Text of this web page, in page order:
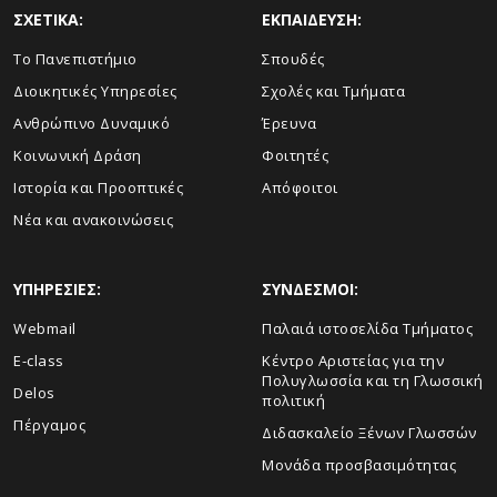
ΣΧΕΤΙΚΑ:
Το Πανεπιστήμιο
Διοικητικές Υπηρεσίες
Ανθρώπινο Δυναμικό
Κοινωνική Δράση
Ιστορία και Προοπτικές
Νέα και ανακοινώσεις
ΕΚΠΑΙΔΕΥΣΗ:
Σπουδές
Σχολές και Τμήματα
Έρευνα
Φοιτητές
Απόφοιτοι
ΥΠΗΡΕΣΙΕΣ:
Webmail
E-class
Delos
Πέργαμος
ΣΥΝΔΕΣΜΟΙ:
Παλαιά ιστοσελίδα Τμήματος
Κέντρο Αριστείας για την
Πολυγλωσσία και τη Γλωσσική
πολιτική
Διδασκαλείο Ξένων Γλωσσών
Μονάδα προσβασιμότητας